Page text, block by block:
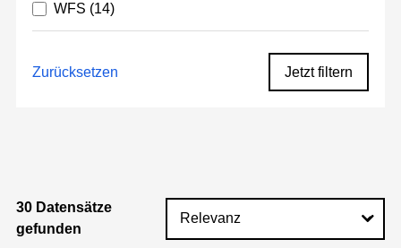
WFS (14)
Zurücksetzen Jetzt filtern
30 Datensätze
gefunden